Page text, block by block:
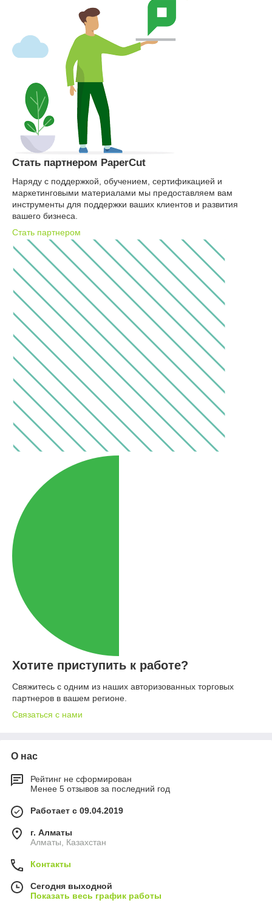
Стать партнером PaperCut
Наряду с поддержкой, обучением, сертификацией и
маркетинговыми материалами мы предоставляем вам
инструменты для поддержки ваших клиентов и развития
вашего бизнеса.
Стать партнером
Хотите приступить к работе?
Свяжитесь с одним из наших авторизованных торговых
партнеров в вашем регионе.
Связаться с нами
О нас
Рейтинг не сформирован
Менее 5 отзывов за последний год
Работает с 09.04.2019
г. Алматы
Алматы, Казахстан
Контакты
Сегодня выходной
Показать весь график работы